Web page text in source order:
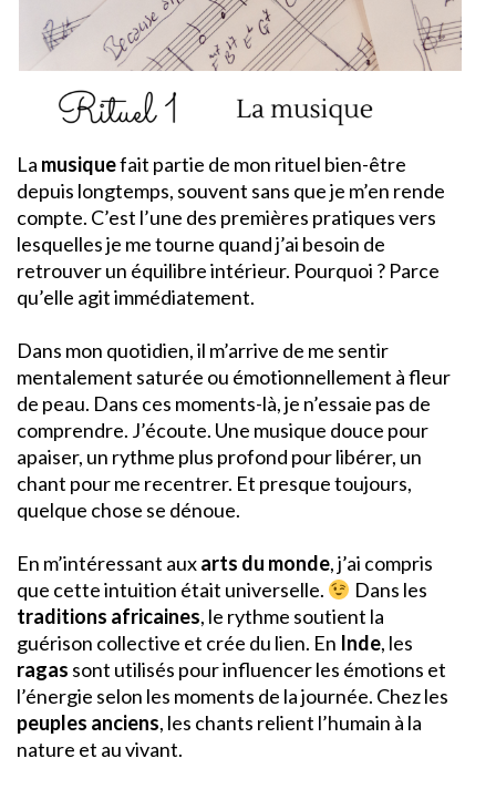
La musiquefait partie de mon rituel bien-être
depuis longtemps, souvent sans que je m’en rende
compte. C’est l’une des premières pratiques vers
lesquelles je me tourne quand j’ai besoin de
retrouver un équilibre intérieur. Pourquoi ? Parce
qu’elle agit immédiatement.
Dans mon quotidien, il m’arrive de me sentir
mentalement saturée ou émotionnellement à fleur
de peau. Dans ces moments-là, je n’essaie pas de
comprendre. J’écoute. Une musique douce pour
apaiser, un rythme plus profond pour libérer, un
chant pour me recentrer. Et presque toujours,
quelque chose se dénoue.
En m’intéressant auxarts du monde, j’ai compris
que cette intuition était universelle.
Dans les
traditions africaines, le rythme soutient la
guérison collective et crée du lien. En Inde, les
ragas sont utilisés pour influencer les émotions et
l’énergie selon les moments de la journée. Chez les
peuples anciens, les chants relient l’humain à la
nature et au vivant.